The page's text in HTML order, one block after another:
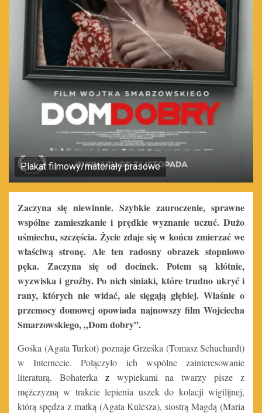
Plakat filmowy/materiały prasowe
Zaczyna się niewinnie. Szybkie zauroczenie, sprawne
wspólne zamieszkanie i prędkie wyznanie uczuć. Dużo
uśmiechu, szczęścia. Życie zdaje się w końcu zmierzać we
właściwą stronę. Ale ten radosny obrazek stopniowo
pęka. Zaczyna się od docinek. Potem są kłótnie,
wyzwiska i groźby. Po nich siniaki, które trudno ukryć i
rany, których nie widać, ale sięgają głębiej. Właśnie o
przemocy domowej opowiada najnowszy film Wojciecha
Smarzowskiego, „Dom dobry”.
Gośka (Agata Turkot) poznaje Grześka (Tomasz Schuchardt)
w Internecie. Połączyło ich wspólne zainteresowanie
literaturą. Bohaterka zwypiekami na twarzy pisze z
mężczyzną w trakcie lepienia uszek do kolacji wigilijnej,
którą spędza z matką (Agata Kulesza), siostrą Magdą (Maria